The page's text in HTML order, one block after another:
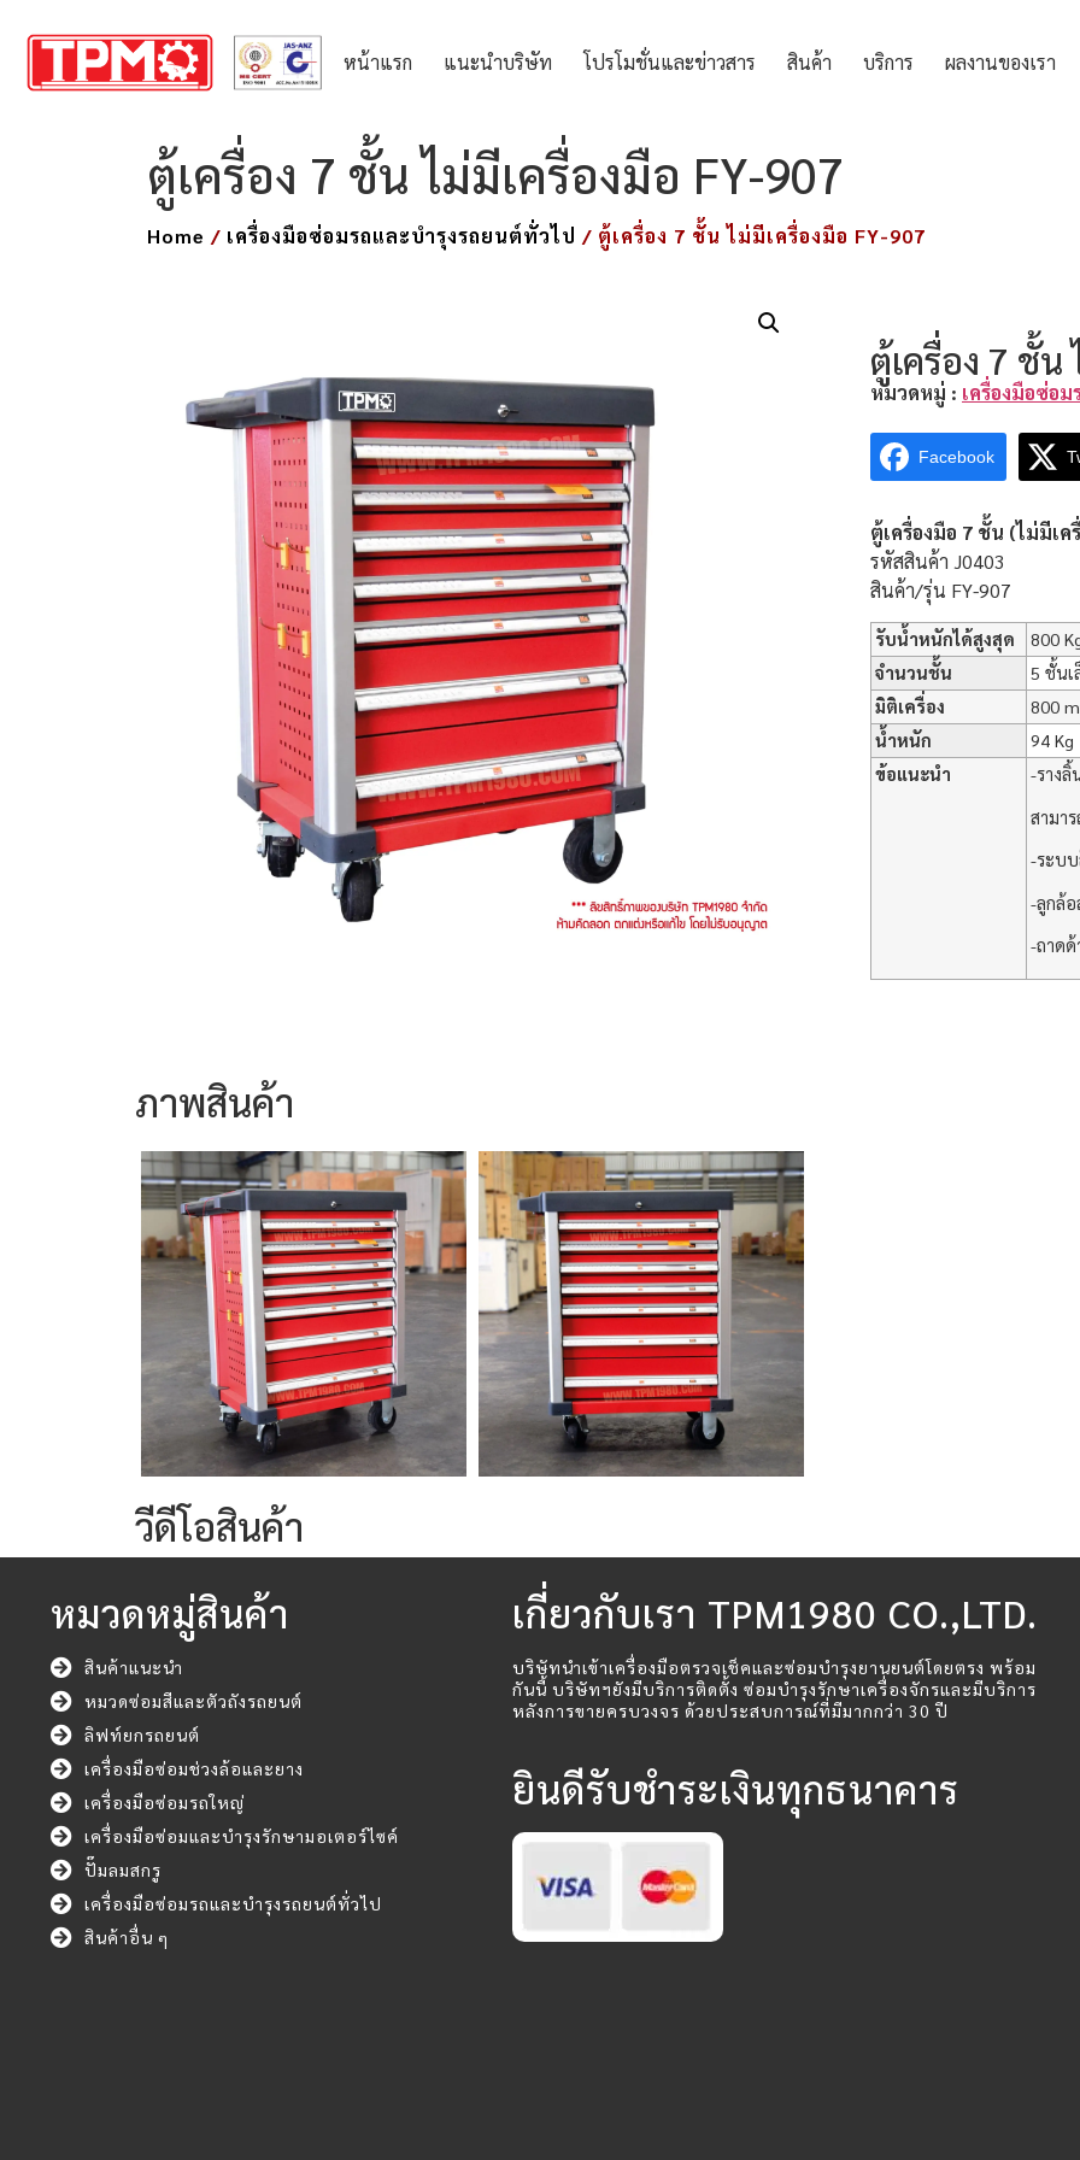
หน้าแรก แนะนำบริษัท โปรโมชั่นและข่าวสาร สินค้า บริการ ผลงานของเรา
ตู้เครื่อง 7 ชั้น ไม่มีเครื่องมือ FY-907
Home / เครื่องมือซ่อมรถและบำรุงรถยนต์ทั่วไป / ตู้เครื่อง 7 ชั้น ไม่มีเครื่องมือ FY-907
ตู้เครื่อง 7 ชั้น
หมวดหมู่ : เครื่องมือซ่อ
Facebook
ตู้เครื่องมือ 7 ชั้น (ไม่มีเค
รหัสสินค้า J0403
สินค้า/รุ่น FY-907
รับน้ำหนักได้สูงสุด
800
จำนวนชั้น
5 ชั้น
มิติเครื่อง
800
น้ำหนัก
94 Kg
ข้อแนะนำ
-ราง
สามา
-ระบ
-ลูกล้
-ถาดด้
ภาพสินค้า
วีดีโอสินค้า
หมวดหมู่สินค้า
สินค้าแนะนำ
หมวดซ่อมสีและตัวถังรถยนต์
ลิฟท์ยกรถยนต์
เครื่องมือซ่อมช่วงล้อและยาง
เครื่องมือซ่อมรถใหญ่
เครื่องมือซ่อมและบำรุงรักษามอเตอร์ไซค์
ปั๊มลมสกรู
เครื่องมือซ่อมรถและบำรุงรถยนต์ทั่วไป
สินค้าอื่น ๆ
เกี่ยวกับเรา TPM1980 CO.,LTD.
บริษัทนำเข้าเครื่องมือตรวจเช็คและซ่อมบำรุงยานยนต์โดยตรง พร้อม
กันนี้ บริษัทฯยังมีบริการติดตั้ง ซ่อมบำรุงรักษาเครื่องจักรและมีบริการ
หลังการขายครบวงจร ด้วยประสบการณ์ที่มีมากกว่า 30 ปี
ยินดีรับชำระเงินทุกธนาคาร